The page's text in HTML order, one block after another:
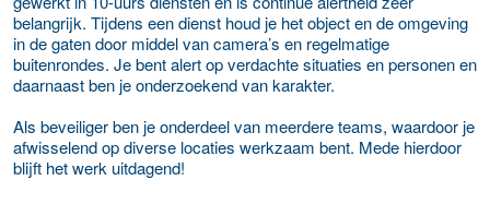
belangrijk. Tijdens een dienst houd je het object en de omgeving
in de gaten door middel van camera’s en regelmatige
buitenrondes. Je bent alert op verdachte situaties en personen en
daarnaast ben je onderzoekend van karakter.
Als beveiliger ben je onderdeel van meerdere teams, waardoor je
afwisselend op diverse locaties werkzaam bent. Mede hierdoor
blijft het werk uitdagend!